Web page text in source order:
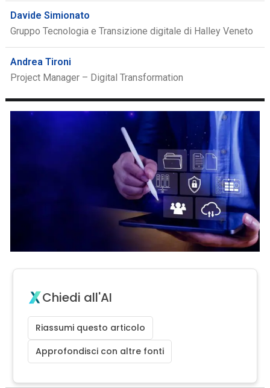
Davide Simionato
Gruppo Tecnologia e Transizione digitale di Halley Veneto
Andrea Tironi
Project Manager – Digital Transformation
Chiedi all'AI
Riassumi questo articolo
Approfondisci con altre fonti